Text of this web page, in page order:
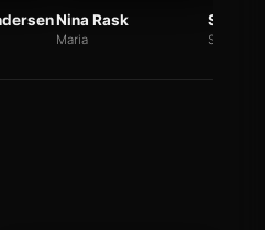
Nina Rask
Maria
Sonny
Sofus